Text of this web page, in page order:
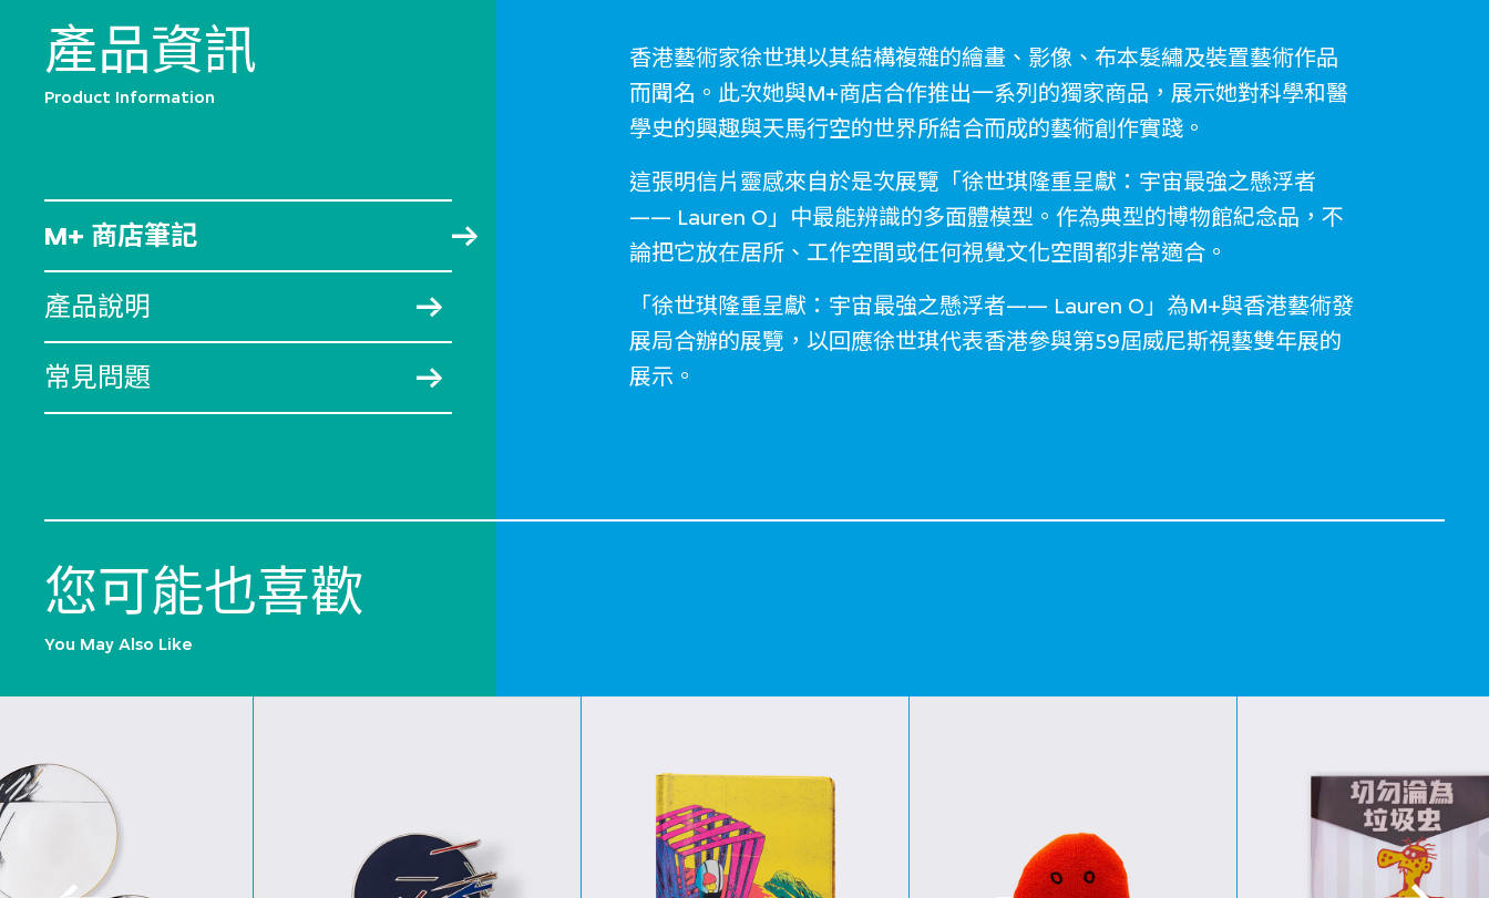
產品資訊
Product Information
M+ 商店筆記
產品說明
常見問題
香港藝術家徐世琪以其結構複雜的繪畫、影像、布本髮繡及裝置藝術作品
而聞名。此次她與M+商店合作推出一系列的獨家商品，展示她對科學和醫
學史的興趣與天馬行空的世界所結合而成的藝術創作實踐。
這張明信片靈感來自於是次展覽「徐世琪隆重呈獻：宇宙最強之懸浮者
—— Lauren O」中最能辨識的多面體模型。作為典型的博物館紀念品，不
論把它放在居所、工作空間或任何視覺文化空間都非常適合。
「徐世琪隆重呈獻：宇宙最強之懸浮者—— Lauren O」為M+與香港藝術發
展局合辦的展覽，以回應徐世琪代表香港參與第59屆威尼斯視藝雙年展的
展示。
您可能也喜歡
You May Also Like